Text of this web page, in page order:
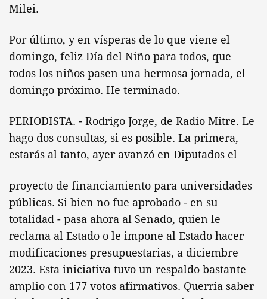
Milei.
Por último, y en vísperas de lo que viene el
domingo, feliz Día del Niño para todos, que
todos los niños pasen una hermosa jornada, el
domingo próximo. He terminado.
PERIODISTA. - Rodrigo Jorge, de Radio Mitre. Le
hago dos consultas, si es posible. La primera,
estarás al tanto, ayer avanzó en Diputados el
proyecto de financiamiento para universidades
públicas. Si bien no fue aprobado - en su
totalidad - pasa ahora al Senado, quien le
reclama al Estado o le impone al Estado hacer
modificaciones presupuestarias, a diciembre
2023. Esta iniciativa tuvo un respaldo bastante
amplio con 177 votos afirmativos. Querría saber